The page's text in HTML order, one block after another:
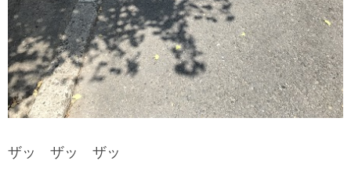
ザッ ザッ ザッ